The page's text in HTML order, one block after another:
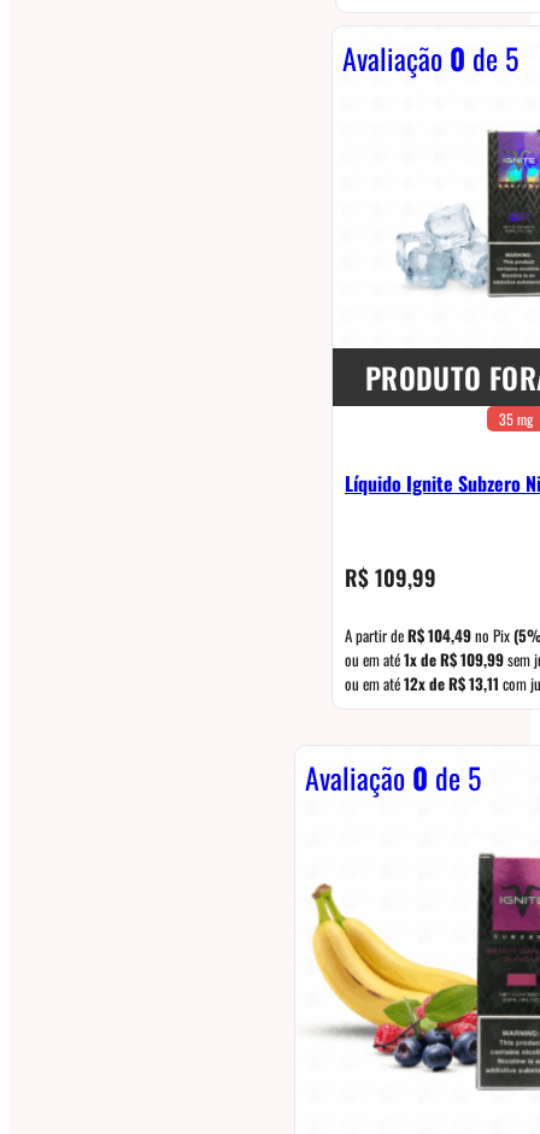
Avaliação0 de 5
PRODUTO
35 mg
Líquido Ignite Subzero
R$109,99
A partir deR$104,49no Pix
ou em até1x deR$109,99sem
ou em até12x deR$13,11 com
Avaliação0 de 5